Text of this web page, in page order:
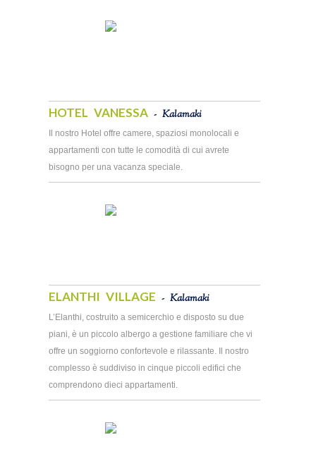
HOTEL VANESSA - Kalamaki
Il nostro Hotel offre camere, spaziosi monolocali e
appartamenti con tutte le comodità di cui avrete
bisogno per una vacanza speciale.
ELANTHI VILLAGE - Kalamaki
L’Elanthi, costruito a semicerchio e disposto su due
piani, è un piccolo albergo a gestione familiare che vi
offre un soggiorno confortevole e rilassante. Il nostro
complesso è suddiviso in cinque piccoli edifici che
comprendono dieci appartamenti.